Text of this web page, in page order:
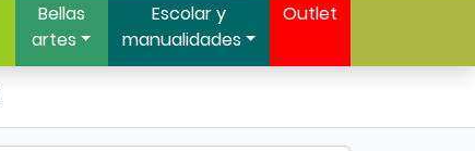
Bellas
artes
Escolar y
manualidades
Outlet